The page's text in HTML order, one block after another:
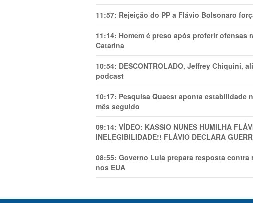
11:57: Rejeição do PP a Flávio Bolsonaro
11:14: Homem é preso após proferir ofensas
Catarina
10:54: DESCONTROLADO, Jeffrey Chiquini,
podcast
10:17: Pesquisa Quaest aponta estabilidade
mês seguido
09:14: VÍDEO: KASSIO NUNES HUMlLHA
INELEGIBILIDADE!! FLÁVIO DECLARA
08:55: Governo Lula prepara resposta
nos EUA